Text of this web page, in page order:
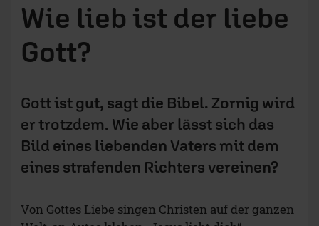
Wie lieb ist der liebe
Gott?
Gott ist gut, sagt die Bibel. Zornig wird
er trotzdem. Wie aber lässt sich das
Bild eines liebenden Vaters mit dem
eines strafenden Richters vereinen?
Von Gottes Liebe singen Christen auf der ganzen